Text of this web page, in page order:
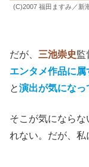
(C)2007 福田ますみ／新
だが、 三池崇史監
エンタメ作品に属
と演出が気にな
そこが気になら
れない。だが、私